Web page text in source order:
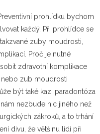
prohlídku bychom
každý. Při prohlídce se
zuby moudrosti,
Proč je nutné
zdravotní komplikace
zub moudrosti
být také kaz, paradontóza
nezbude nic jiného než
zákroků, a to trhání
divu, že většinu lidí při